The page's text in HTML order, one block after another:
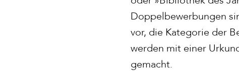
Doppelbewerbungen
vor, die Kategorie der
werden mit einer
gemacht.